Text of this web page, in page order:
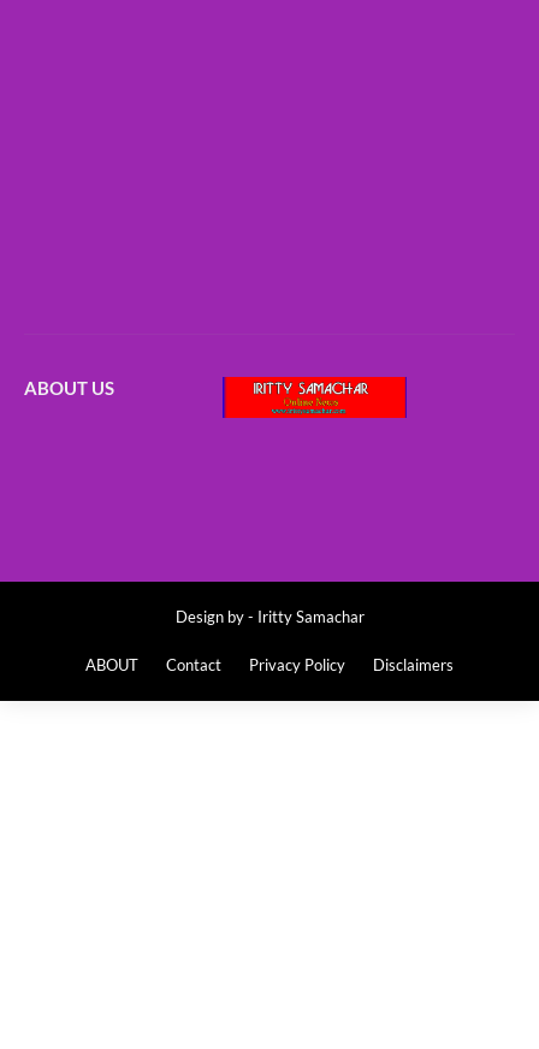
ABOUT US
Design by - Iritty Samachar
ABOUT Contact Privacy Policy Disclaimers